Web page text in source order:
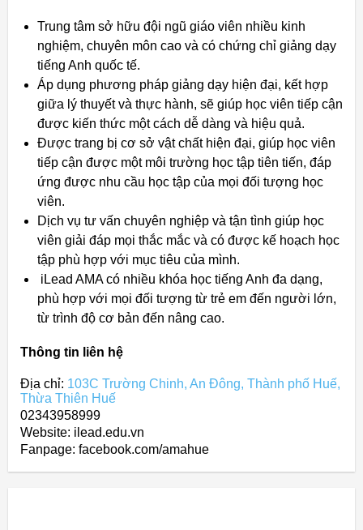
Trung tâm sở hữu đội ngũ giáo viên nhiều kinh
nghiệm, chuyên môn cao và có chứng chỉ giảng dạy
tiếng Anh quốc tế.
Áp dụng phương pháp giảng dạy hiện đại, kết hợp
giữa lý thuyết và thực hành, sẽ giúp học viên tiếp cận
được kiến thức một cách dễ dàng và hiệu quả.
Được trang bị cơ sở vật chất hiện đại, giúp học viên
tiếp cận được một môi trường học tập tiên tiến, đáp
ứng được nhu cầu học tập của mọi đối tượng học
viên.
Dịch vụ tư vấn chuyên nghiệp và tận tình giúp học
viên giải đáp mọi thắc mắc và có được kế hoạch học
tập phù hợp với mục tiêu của mình.
iLead AMA có nhiều khóa học tiếng Anh đa dạng,
phù hợp với mọi đối tượng từ trẻ em đến người lớn,
từ trình độ cơ bản đến nâng cao.
Thông tin liên hệ
Địa chỉ: 103C Trường Chinh, An Đông, Thành phố Huế,
Thừa Thiên Huế
02343958999
Website: ilead.edu.vn
Fanpage: facebook.com/amahue